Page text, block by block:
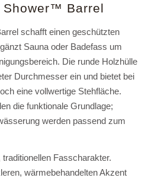
Shower™ Barrel
schafft einen geschützten
Sauna oder Badefass um
Die runde Holzhülle
Durchmesser ein und bietet bei
eine vollwertige Stehfläche.
die funktionale Grundlage;
werden passend zum
Fasscharakter.
wärmebehandelten Akzent